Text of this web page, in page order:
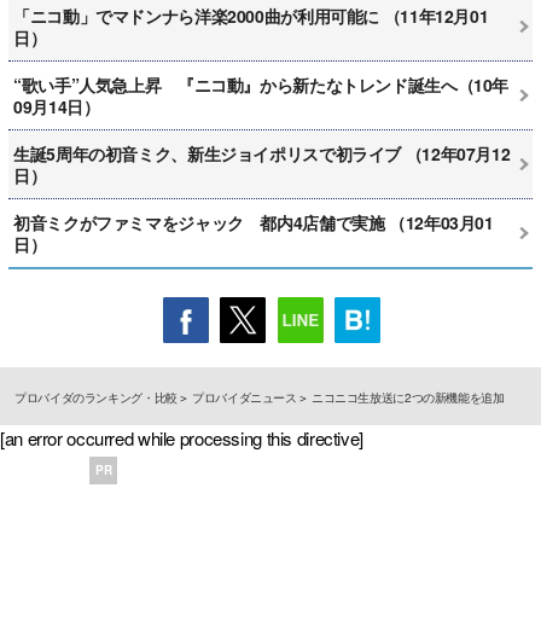
「ニコ動」でマドンナら洋楽2000曲が利用可能に （11年12月01
日）
“歌い手”人気急上昇 『ニコ動』から新たなトレンド誕生へ（10年
09月14日）
生誕5周年の初音ミク、新生ジョイポリスで初ライブ （12年07月12
日）
初音ミクがファミマをジャック 都内4店舗で実施 （12年03月01
日）
プロバイダのランキング・比較 プロバイダニュース ニコニコ生放送に2つの新機能を追加
[an error occurred while processing this directive]
PR